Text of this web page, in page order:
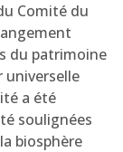
Comité du
du patrimoine
universelle
a été
soulignées
biosphère